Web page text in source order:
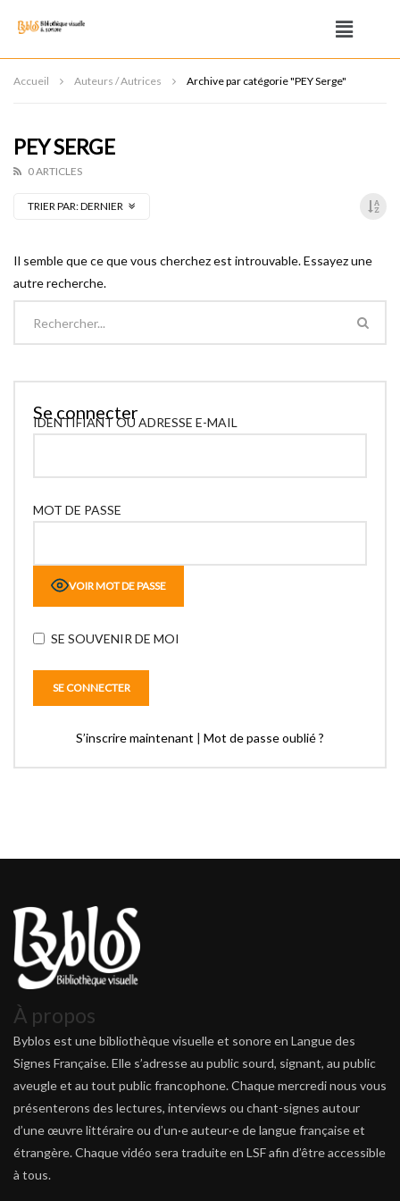
Accueil Auteurs / Autrices Archive par catégorie "PEY Serge"
PEY SERGE
0 ARTICLES
TRIER PAR:DERNIER
Il semble que ce que vous cherchez est introuvable. Essayez une
autre recherche.
Se connecter
IDENTIFIANT OU ADRESSE E-MAIL
MOT DE PASSE
VOIR MOT DE PASSE
SE SOUVENIR DE MOI
S’inscrire maintenant | Mot de passe oublié ?
À propos
Byblos est une bibliothèque visuelle et sonore en Langue des
Signes Française. Elle s’adresse au public sourd, signant, au public
aveugle et au tout public francophone. Chaque mercredi nous vous
présenterons des lectures, interviews ou chant-signes autour
d’une œuvre littéraire ou d’un·e auteur·e de langue française et
étrangère. Chaque vidéo sera traduite en LSF afin d’être accessible
à tous.